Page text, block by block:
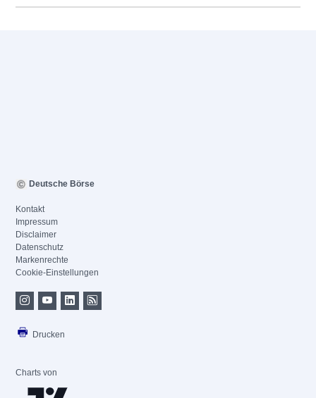
Deutsche Börse
Kontakt
Impressum
Disclaimer
Datenschutz
Markenrechte
Cookie-Einstellungen
Drucken
Charts von